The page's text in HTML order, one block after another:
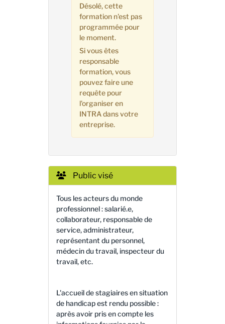
Désolé, cette
formation n'est pas
programmée pour
le moment.
Si vous êtes
responsable
formation, vous
pouvez faire une
requête pour
l'organiser en
INTRA dans votre
entreprise.
Public visé
Tous les acteurs du monde
professionnel : salarié.e,
collaborateur, responsable de
service, administrateur,
représentant du personnel,
médecin du travail, inspecteur du
travail, etc.
L'accueil de stagiaires en situation
de handicap est rendu possible :
après avoir pris en compte les